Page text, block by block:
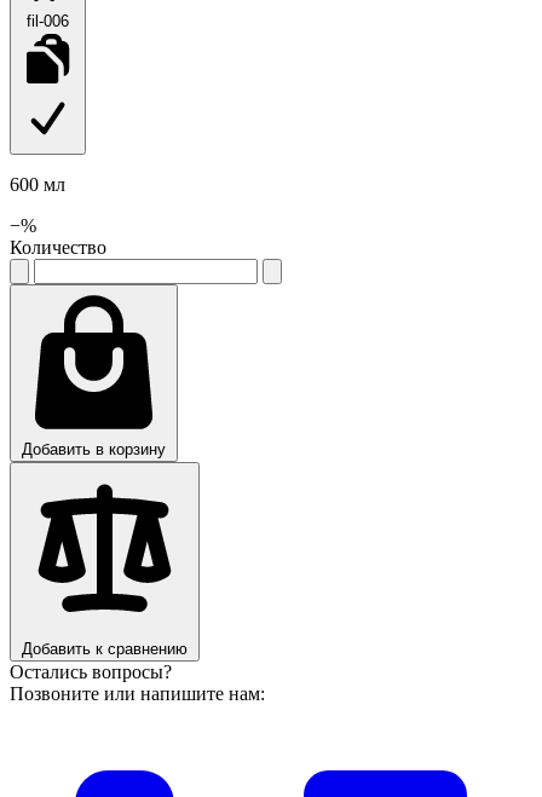
fil-006
600 мл
−%
Количество
Добавить в корзину
Добавить к сравнению
Остались вопросы?
Позвоните или напишите нам: